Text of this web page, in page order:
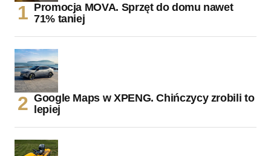
Promocja MOVA. Sprzęt do domu nawet
71% taniej
Google Maps w XPENG. Chińczycy zrobili to
lepiej